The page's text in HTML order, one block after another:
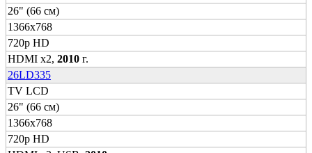
26" (66 см)
1366x768
720p HD
HDMI x2, 2010 г.
26LD335
TV LCD
26" (66 см)
1366x768
720p HD